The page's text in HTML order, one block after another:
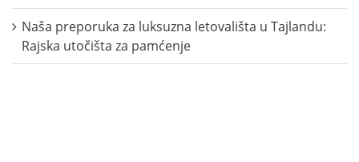
Naša preporuka za luksuzna letovališta u Tajlandu:
Rajska utočišta za pamćenje